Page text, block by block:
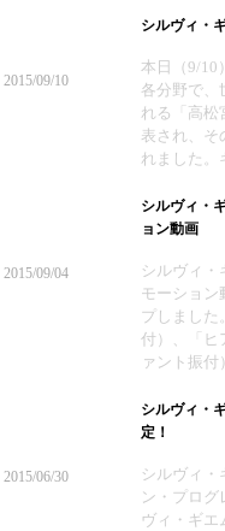
2015/09/10
シルヴィ・
本日（9/10
各分野で、
れる「高松
表され、そ
れました。
2015/09/04
シルヴィ・
ョン動画
シルヴィ・
モーショ
プしました
付）、「ヒ
ァント振付
2015/06/30
シルヴィ・
定！
シルヴィ・
ン・プロ
ヴィ・ギエ